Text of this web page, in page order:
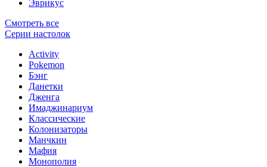
Эврикус
Смотреть все
Серии настолок
Activity
Pokemon
Бэнг
Данетки
Дженга
Имаджинариум
Классические
Колонизаторы
Манчкин
Мафия
Монополия